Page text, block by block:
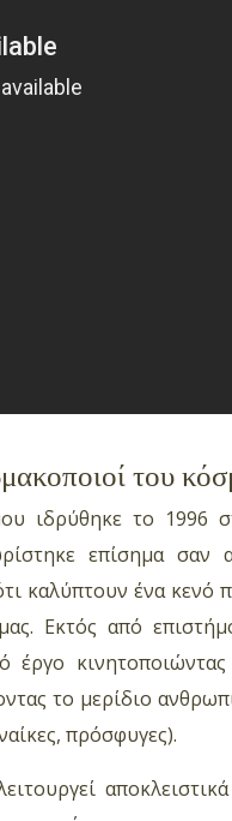
του
ιδρύθηκε το 1996
επίσημα
καλύπτουν ένα κενό
Εκτός από
το μερίδιο
πρόσφυγες).